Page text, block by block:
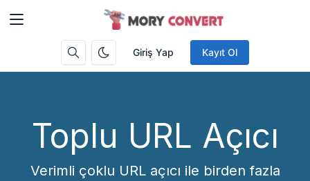
Giriş Yap Kayıt Ol
Toplu URL Açıcı
Verimli çoklu URL açıcı ile birden fazla